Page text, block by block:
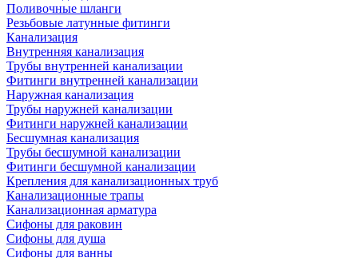
Поливочные шланги
Резьбовые латунные фитинги
Канализация
Внутренняя канализация
Трубы внутренней канализации
Фитинги внутренней канализации
Наружная канализация
Трубы наружней канализации
Фитинги наружней канализации
Бесшумная канализация
Трубы бесшумной канализации
Фитинги бесшумной канализации
Крепления для канализационных труб
Канализационные трапы
Канализационная арматура
Сифоны для раковин
Сифоны для душа
Сифоны для ванны